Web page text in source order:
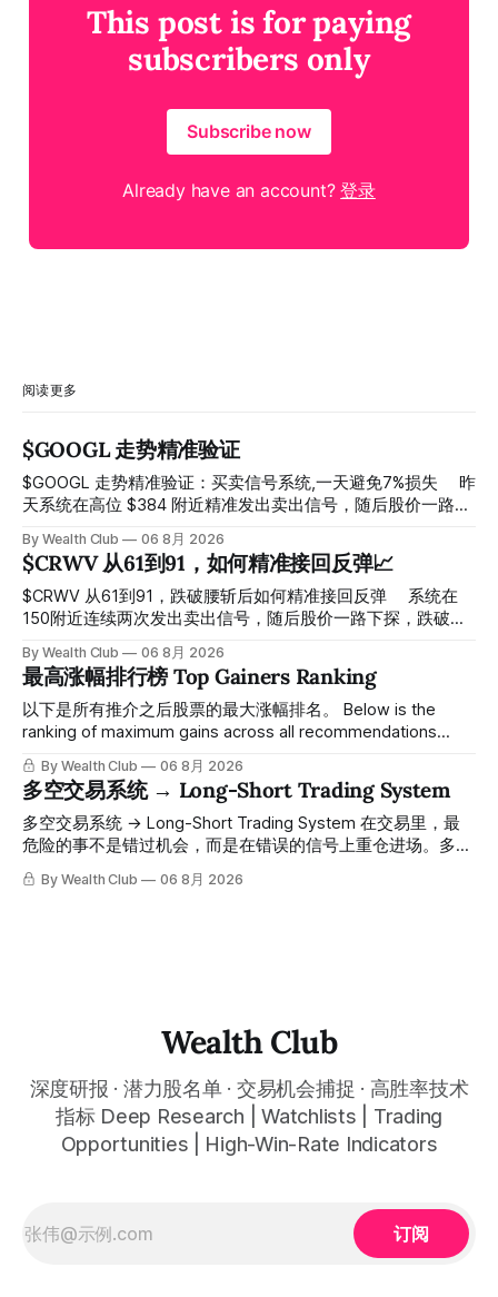
This post is for paying
subscribers only
Subscribe now
Already have an account?登录
阅读更多
$GOOGL 走势精准验证
$GOOGL 走势精准验证：买卖信号系统,一天避免7%损失 ⠀ 昨
天系统在高位 $384 附近精准发出卖出信号，随后股价一路下
工干预，无需猜顶猜底，系统结合大数据自动帮你读懂市场情
绪与资金流向的转折点。 ⠀ 想要使用同款买卖信号交易系统
指标，以及更多核心名单、深度研究报告、交易机会 :
thewealthclub.vip
By Wealth Club 06 8月 2026
$CRWV 从61到91，如何精准接回反弹📈
$CRWV 从61到91，跌破腰斩后如何精准接回反弹 ⠀ 系统在
150附近连续两次发出卖出信号，随后股价一路下探，跌破
61附近精准打出Breakout突破信号。 ⠀ 从突破点起算，股价
一路反弹，最高触及91，涨幅接近50%。 ⠀ 今天股价小幅回
调5.07%，收报85.33，仍然稳稳站在突破位置上方。 ⠀ 很多
人觉得交易辛苦，是因为把时间都花在自己画线、盯盘、分析
点。 ⠀ 而这套系统，已经帮你把大数据全部跑过一遍，市场
情绪、资金流向、趋势反转位置，全部自动分析整合，直接把
高胜率信号推送到你面前。 ⠀ 你需要做的，只是准备好一份
自己喜欢的公司清单，剩下的分析交给系统。 ⠀ 交易，本该
标，以及更多核心名单、深度研究报告、交易机会 :
By Wealth Club 06 8月 2026
最高涨幅排行榜 Top Gainers Ranking
以下是所有推介之后股票的最大涨幅排名。 Below is the
ranking of maximum gains across all recommendations
since inclusion. 统计区间为2025年11月1日至2026年7月12
日。所有推介的入场价、目标价及推介日期，均在对应期数
「交易机会」文章发布时同步公开，时间戳可完整溯源，付费
会员随时可交叉核实。 The tracking period covers
November 1, 2025 to July 12, 2026. All entry prices, price
simultaneously in the corresponding "Trading Ideas"
By Wealth Club 06 8月 2026
多空交易系统 → Long-Short Trading System
多空交易系统 → Long-Short Trading System 在交易里，最
危险的事不是错过机会，而是在错误的信号上重仓进场。多空
交易系统真正高胜率的交易，把最高确信度的市场结构，直接
呈现在你的图表上。 无需成为图表专家，强大的算法自动为
with any financial market — stocks, crypto,
By Wealth Club 06 8月 2026
Wealth Club
深度研报 · 潜力股名单 · 交易机会捕捉 · 高胜率技术
指标 Deep Research | Watchlists | Trading
Opportunities | High-Win-Rate Indicators
订阅